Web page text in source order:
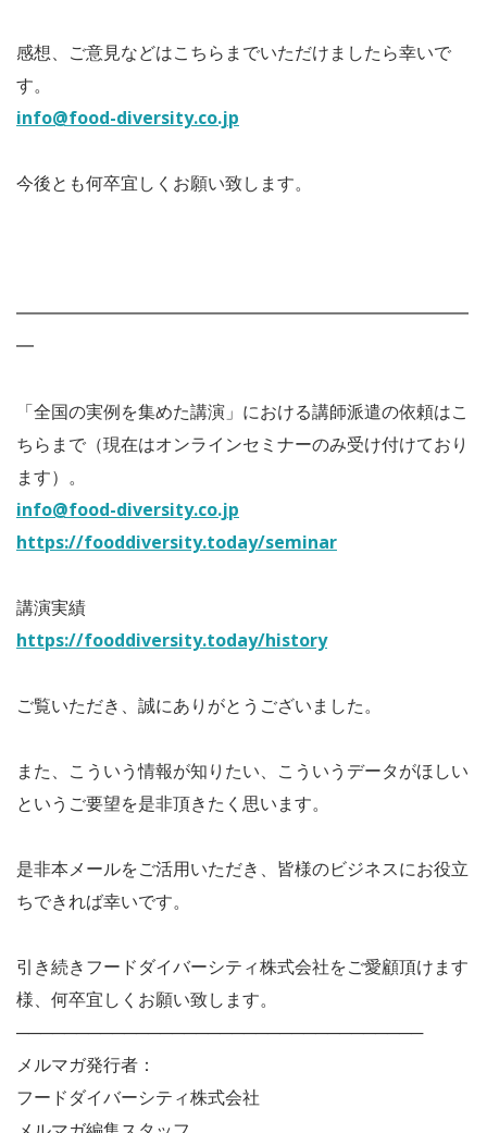
感想、ご意見などはこちらまでいただけましたら幸いで
す。
info@food-diversity.co.jp
今後とも何卒宜しくお願い致します。
━━━━━━━━━━━━━━━━━━━━━━━━━━
━
「全国の実例を集めた講演」における講師派遣の依頼はこ
ちらまで（現在はオンラインセミナーのみ受け付けており
ます）。
info@food-diversity.co.jp
https://fooddiversity.today/seminar
講演実績
https://fooddiversity.today/history
ご覧いただき、誠にありがとうございました。
また、こういう情報が知りたい、こういうデータがほしい
というご要望を是非頂きたく思います。
是非本メールをご活用いただき、皆様のビジネスにお役立
ちできれば幸いです。
引き続きフードダイバーシティ株式会社をご愛顧頂けます
様、何卒宜しくお願い致します。
──────────────────────────────────
メルマガ発行者：
フードダイバーシティ株式会社